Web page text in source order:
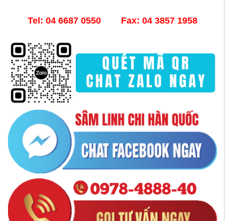
Tel: 04 6687 0550 Fax: 04 3857 1958